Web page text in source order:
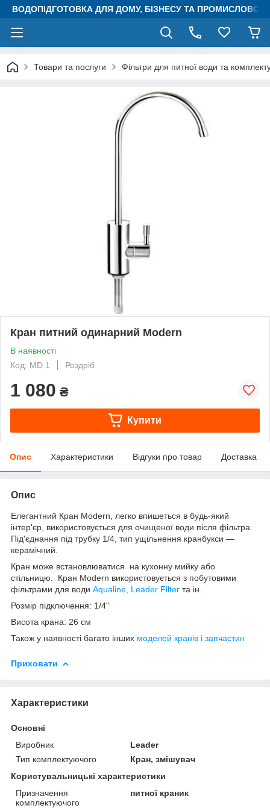
ВОДОПІДГОТОВКА ДЛЯ ДОМУ, БІЗНЕСУ ТА
Товари та послуги Фільтри для питної води та
Кран питний одинарний Modern
В наявності
Код: MD 1
Роздріб
1 080 ₴
Купити
Опис Характеристики Відгуки про товар Доставка
Опис
Елегантний Кран Modern, легко впишеться в будь-який
інтер'єр, використовується для очищеної води після фільтра.
Під'єднання під трубку 1/4, тип ущільнення кранбукси —
керамічний.
Кран може встановлюватися на кухонну мийку або
стільницю. Кран Modern використовується з побутовими
фільтрами для води Aqualine, Leader Filter та ін.
Розмір підключення: 1/4"
Висота крана: 26 см
Також у наявності багато інших моделей кранів і запчастин
Приховати
Характеристики
Основні
Виробник
Leader
Тип комплектуючого
Кран, змішувач
Користувальницькі характеристики
Призначення
комплектуючого
питної краник